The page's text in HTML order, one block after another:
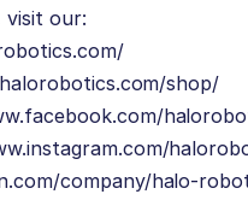
visit our:
shop/
company/halo-